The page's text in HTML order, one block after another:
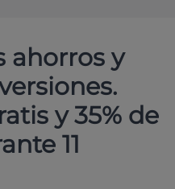
ahorros y
y 35% de
11